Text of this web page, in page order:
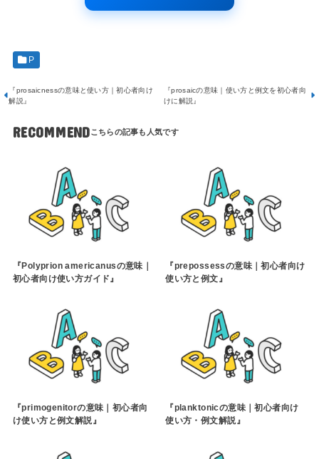
P
『prosaicnessの意味と使い方｜初心者向け
解説』
『prosaicの意味｜使い方と例文を初心者向
けに解説』
RECOMMEND
『Polyprion americanusの意味｜
初心者向け使い方ガイド』
『prepossessの意味｜初心者向け
使い方と例文』
『primogenitorの意味｜初心者向
け使い方と例文解説』
『planktonicの意味｜初心者向け
使い方・例文解説』